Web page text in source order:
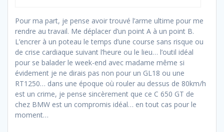
Pour ma part, je pense avoir trouvé l’arme ultime pour me
rendre au travail. Me déplacer d’un point A à un point B.
L’encrer à un poteau le temps d’une course sans risque ou
de crise cardiaque suivant l’heure ou le lieu… l’outil idéal
pour se balader le week-end avec madame même si
évidement je ne dirais pas non pour un GL18 ou une
RT1250… dans une époque où rouler au dessus de 80km/h
est un crime, je pense sincèrement que ce C 650 GT de
chez BMW est un compromis idéal… en tout cas pour le
moment…